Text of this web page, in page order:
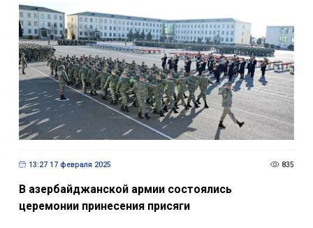
13:27 17 февраля 2025 835
В азербайджанской армии состоялись
церемонии принесения присяги